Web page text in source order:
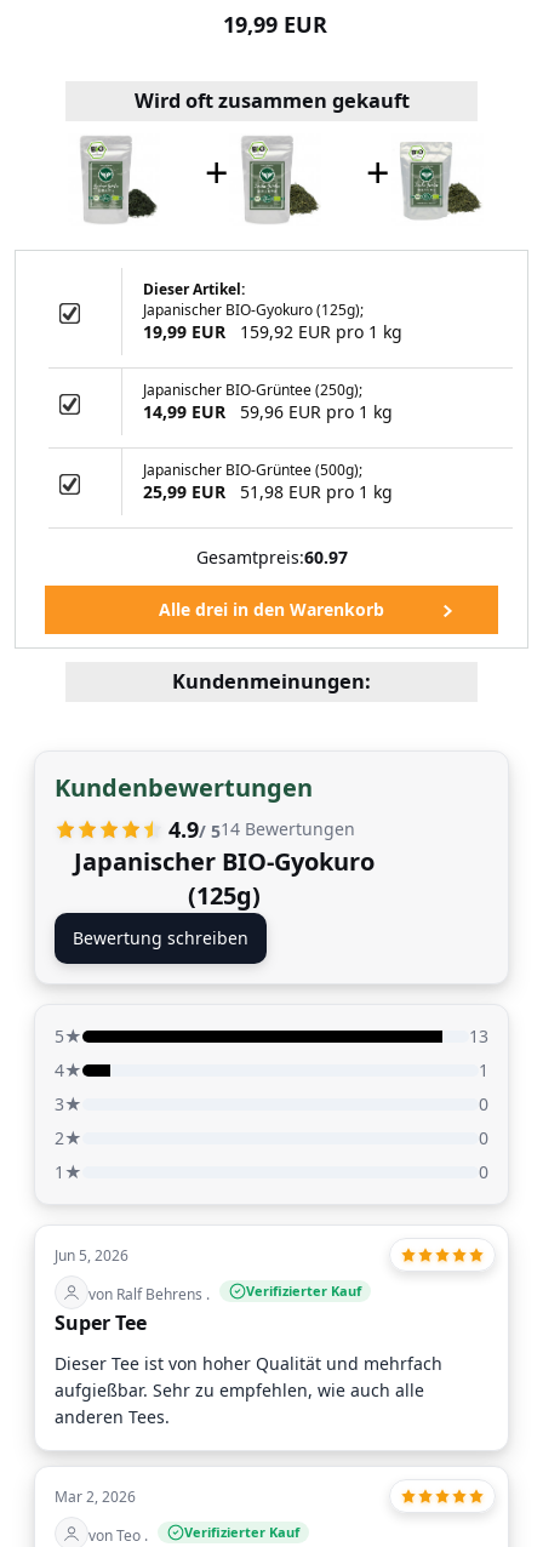
19,99 EUR
Grüntee (250g)
EUR
Wird oft zusammen gekauft
+ +
Dieser Artikel:
Japanischer BIO-Gyokuro (125g);
19,99 EUR 159,92 EUR pro 1 kg
Japanischer BIO-Grüntee (250g);
14,99 EUR 59,96 EUR pro 1 kg
Japanischer BIO-Grüntee (500g);
25,99 EUR 51,98 EUR pro 1 kg
Gesamtpreis:60.97
Kundenmeinungen:
Kundenbewertungen
4.9/ 514 Bewertungen
Japanischer BIO-Gyokuro
(125g)
Bewertung schreiben
5★
13
4★
1
3★
0
2★
0
1★
0
Jun 5, 2026
von Ralf Behrens .
Verifizierter Kauf
Super Tee
Dieser Tee ist von hoher Qualität und mehrfach
aufgießbar. Sehr zu empfehlen, wie auch alle
anderen Tees.
Mar 2, 2026
von Teo .
Verifizierter Kauf